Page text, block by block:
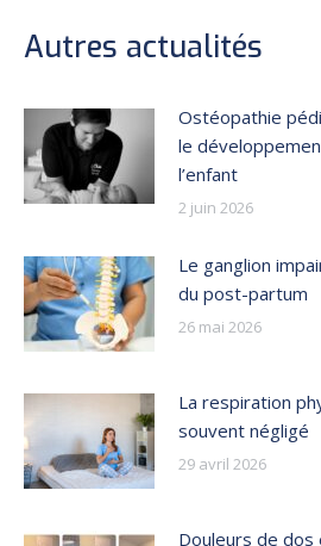
Autres actualités
Ostéopathie
le
l’enfant
2 juin 2026
Le ganglion
du post-partum
26 mai 2026
La respiration
souvent négligé
29 avril 2026
Douleurs de